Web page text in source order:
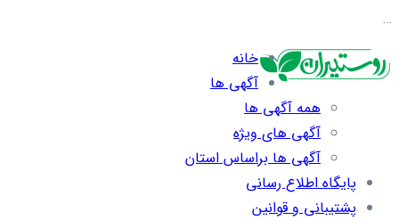
…
خانه
آگهی ها
همه آگهی ها
آگهی های ویژه
آگهی ها براساس استان
پایگاه اطلاع رسانی
پشتیبانی و قوانین